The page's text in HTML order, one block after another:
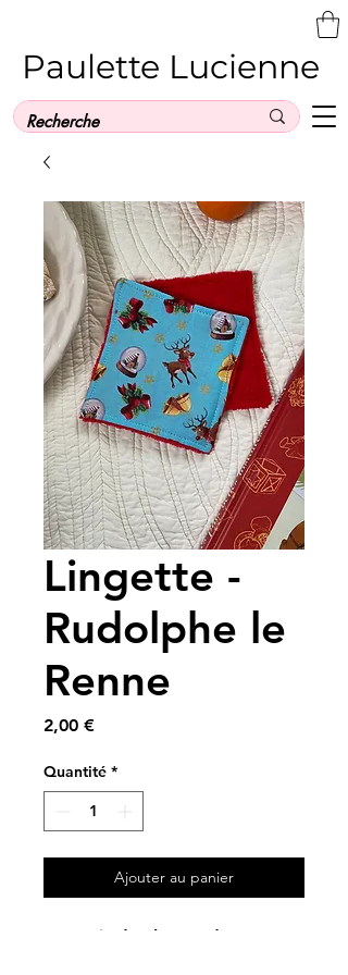
Paulette Lucienne
Lingette -
Rudolphe le
Renne
2,00 €Prix
Quantité *
Ajouter au panier
A partir de chutes de coton